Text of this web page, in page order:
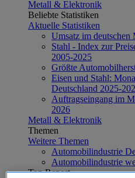
Metall & Elektronik
Beliebte Statistiken
Aktuelle Statistiken
Umsatz im deutschen
Stahl - Index zur
2005-2025
Größte
Eisen und Stahl:
Deutschland 2025-
Auftragseingang im
2026
Metall & Elektronik
Themen
Weitere Themen
Automobilindustrie
Automobilindustrie
Top Report